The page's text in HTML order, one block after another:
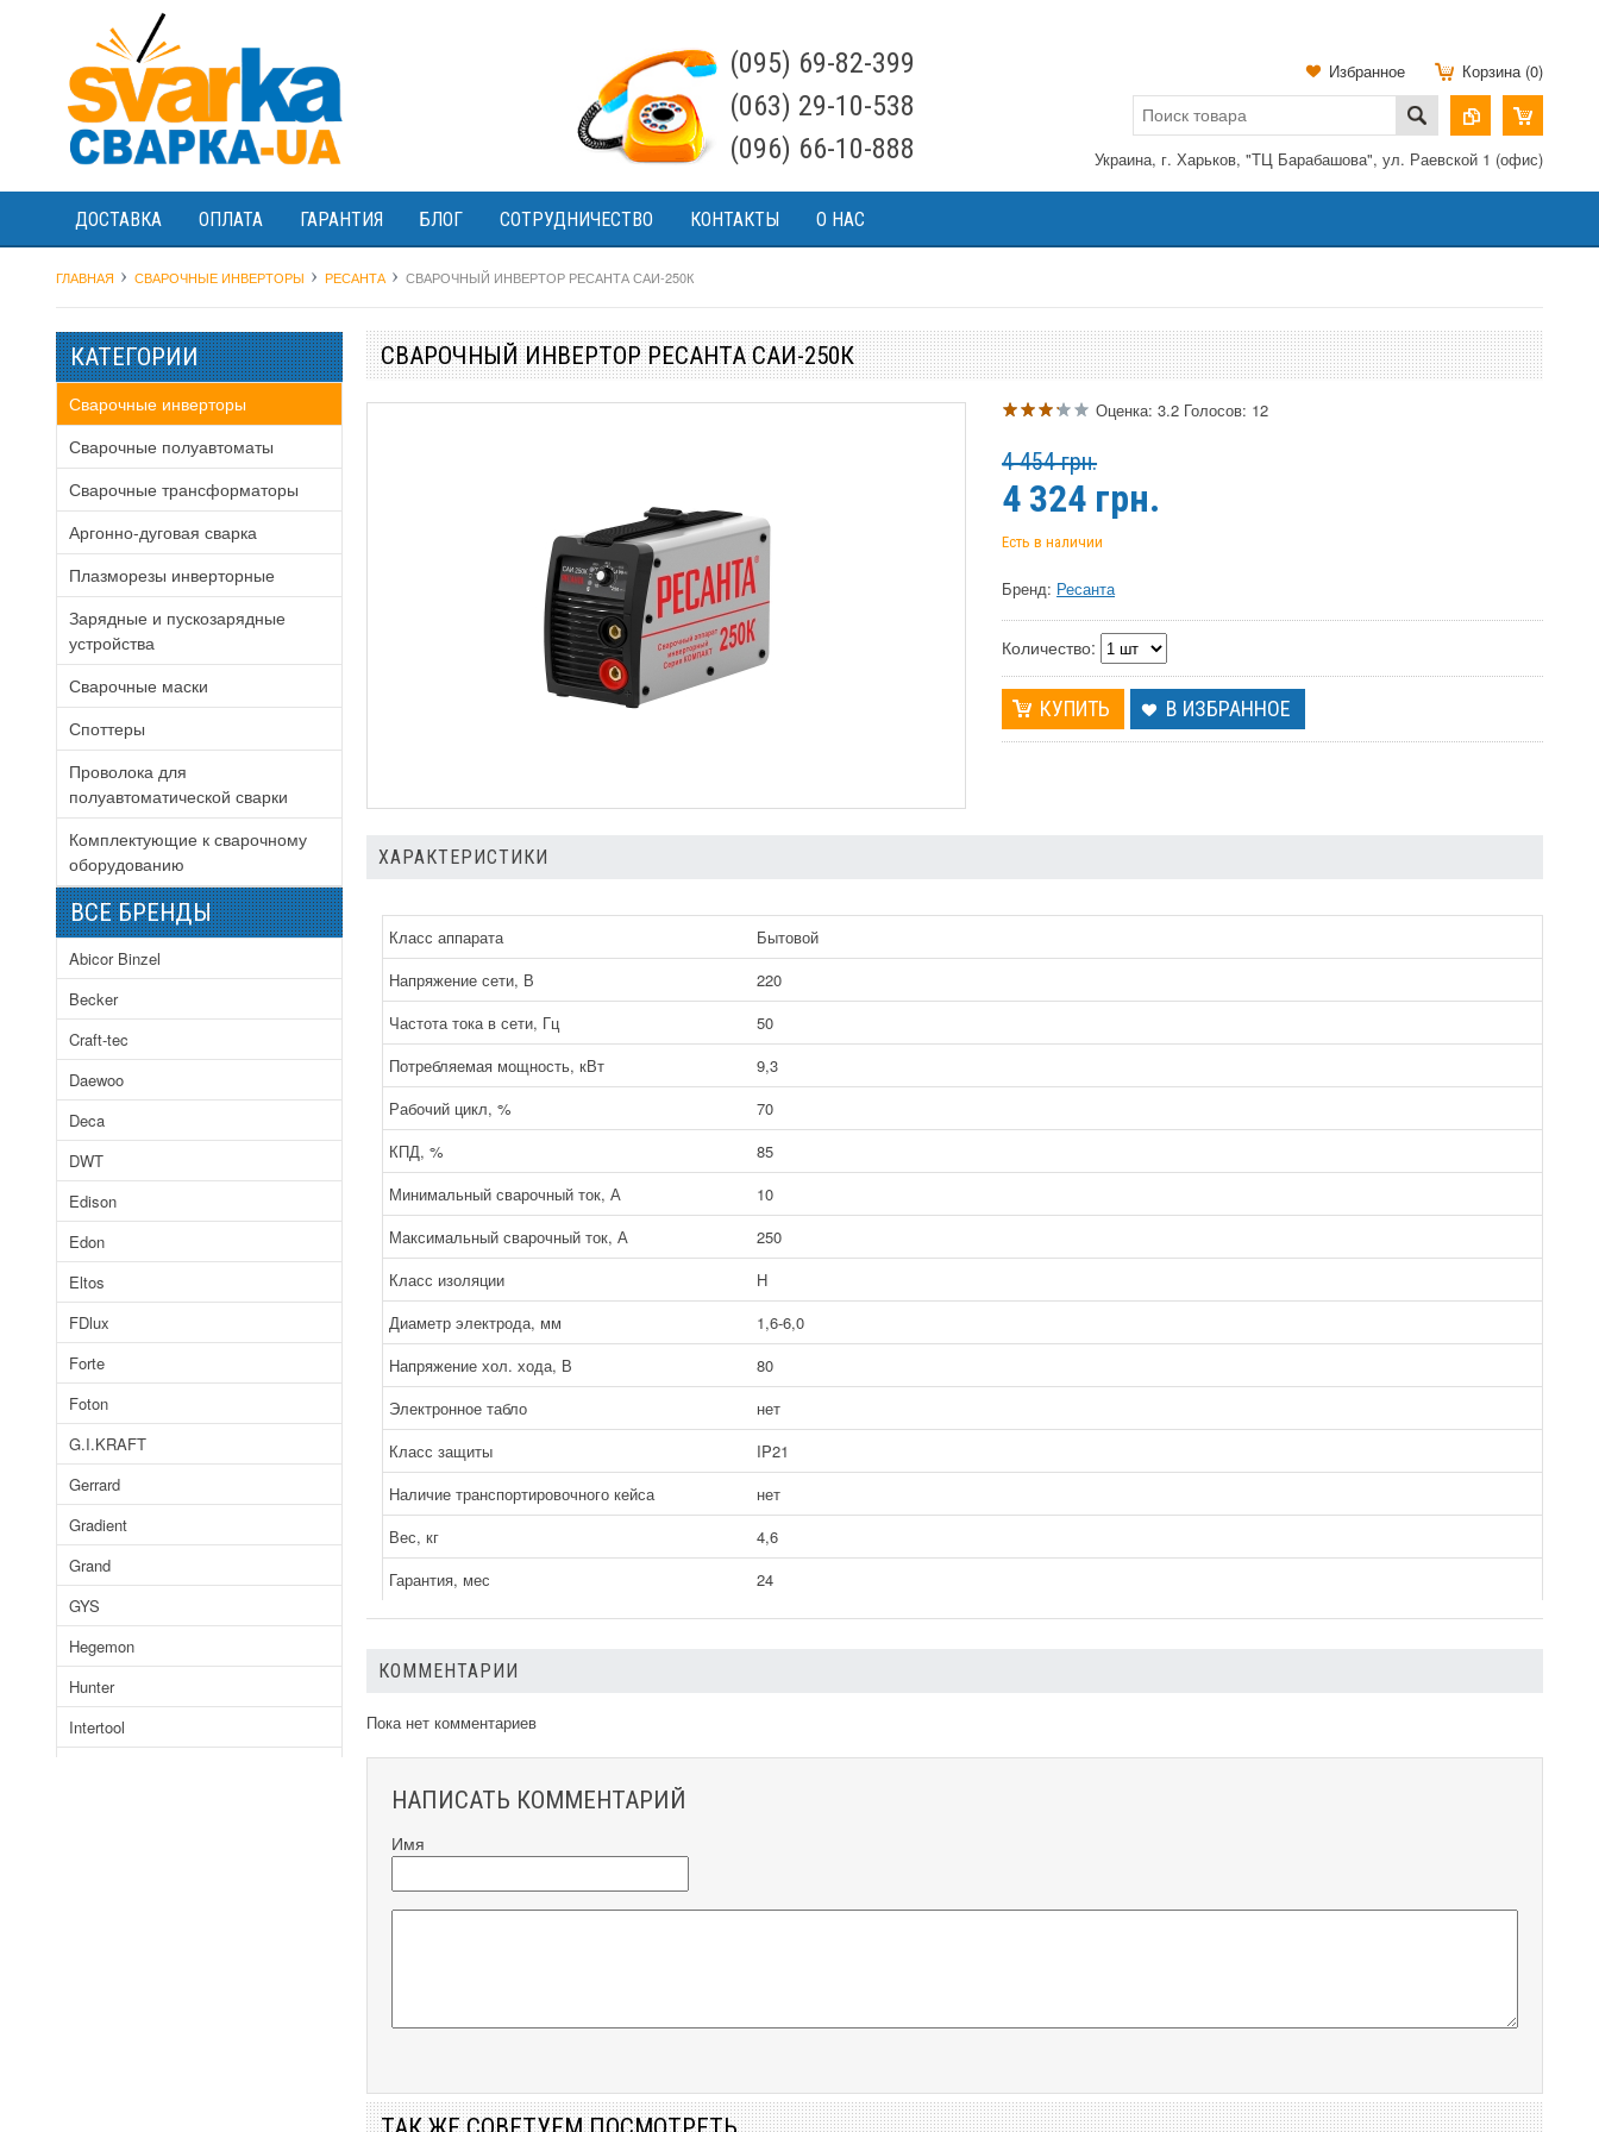
(095) 69-82-399
(063) 29-10-538
(096) 66-10-888
Корзина (0)
Избранное
Украина, г. Харьков, "ТЦ Барабашова", ул. Раевской 1 (офис)
ДОСТАВКА ОПЛАТА ГАРАНТИЯ БЛОГ СОТРУДНИЧЕСТВО КОНТАКТЫ О НАС
ГЛАВНАЯ СВАРОЧНЫЕ ИНВЕРТОРЫ РЕСАНТА СВАРОЧНЫЙ ИНВЕРТОР РЕСАНТА САИ-250К
КАТЕГОРИИ
Сварочные инверторы
Сварочные полуавтоматы
Сварочные трансформаторы
Аргонно-дуговая сварка
Плазморезы инверторные
Зарядные и пускозарядные
устройства
Сварочные маски
Споттеры
Проволока для
полуавтоматической сварки
Комплектующие к сварочному
оборудованию
ВСЕ БРЕНДЫ
Abicor Binzel
Becker
Craft-tec
Daewoo
Deca
DWT
Edison
Edon
Eltos
FDlux
Forte
Foton
G.I.KRAFT
Gerrard
Gradient
Grand
GYS
Hegemon
Hunter
Intertool
СВАРОЧНЫЙ ИНВЕРТОР РЕСАНТА САИ-250К
Оценка:3.2 Голосов: 12
4 454 грн.
4 324 грн.
Есть в наличии
Бренд: Ресанта
Количество:
В ИЗБРАННОЕ
ХАРАКТЕРИСТИКИ
Класс аппарата
Бытовой
Напряжение сети, В
220
Частота тока в сети, Гц
50
Потребляемая мощность, кВт
9,3
Рабочий цикл, %
70
КПД, %
85
Минимальный сварочный ток, А
10
Максимальный сварочный ток, А
250
Класс изоляции
H
Диаметр электрода, мм
1,6-6,0
Напряжение хол. хода, В
80
Электронное табло
нет
Класс защиты
IP21
Наличие транспортировочного кейса
нет
Вес, кг
4,6
Гарантия, мес
24
КОММЕНТАРИИ
Пока нет комментариев
НАПИСАТЬ КОММЕНТАРИЙ
Имя